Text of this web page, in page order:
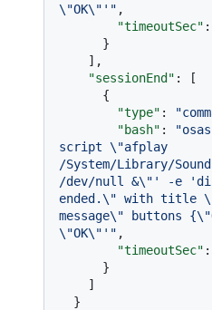
\"OK\"'" ,
"timeoutSec" :
}
] ,
"sessionEnd" :
[
{
"type" :
"bash" :
script \"afplay
/System/Library/
/dev/null &\"' -e
ended.\" with title
message\" buttons
\"OK\"'" ,
"timeoutSec" :
}
]
}